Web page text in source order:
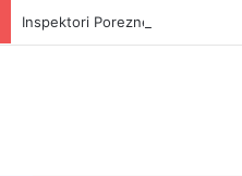
Inspektori Porezne uprave FBiH